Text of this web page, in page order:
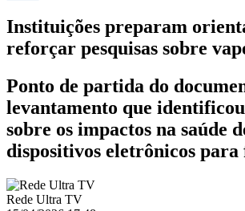
Instituições preparam
reforçar pesquisas sobre
Ponto de partida do
levantamento que
sobre os impactos na saúde
dispositivos eletrônicos
Rede Ultra TV